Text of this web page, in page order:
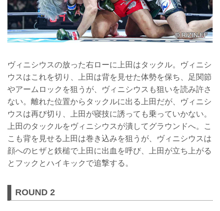
ヴィニシウスの放った右ローに上田はタックル。ヴィニシ
ウスはこれを切り、上田は背を見せた体勢を保ち、足関節
やアームロックを狙うが、ヴィニシウスも狙いを読み許さ
ない。離れた位置からタックルに出る上田だが、ヴィニシ
ウスは再び切り、上田が寝技に誘っても乗っていかない。
上田のタックルをヴィニシウスが潰してグラウンドへ。こ
こも背を見せる上田は巻き込みを狙うが、ヴィニシウスは
顔へのヒザと鉄槌で上田に出血を呼び、上田が立ち上がる
とフックとハイキックで追撃する。
ROUND 2